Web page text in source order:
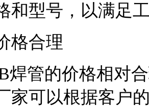
和型号，以满足
合理
管的价格相对合
家可以根据客户